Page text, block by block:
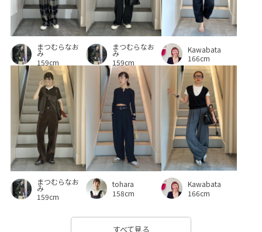
まつむらなお
み
159cm
まつむらなお
み
159cm
Kawabata
166cm
まつむらなお
み
159cm
tohara
158cm
Kawabata
166cm
すべて見る